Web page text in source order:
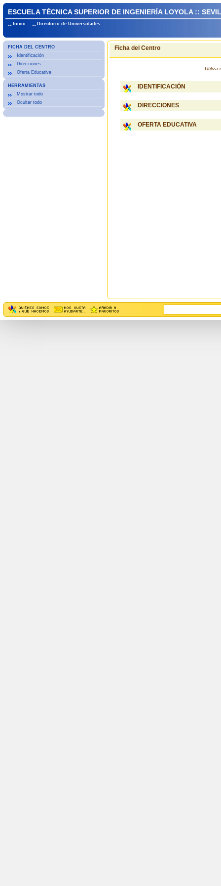
ESCUELA TÉCNICA SUPERIOR DE INGENIERÍA LOYOLA ::
Inicio Directorio de Universidades
FICHA DEL CENTRO
Identificación
Direcciones
Oferta Educativa
HERRAMIENTAS
Mostrar todo
Ocultar todo
Ficha del Centro
Utiliza
IDENTIFICACIÓN
DIRECCIONES
OFERTA EDUCATIVA